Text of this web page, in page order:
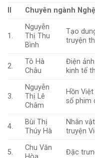
Chuyên ngành
1.
Nguyễn
Thị Thu
Bình
Tạo
truyện
2.
Tô Hà
Châu
Điện
kinh tế
3.
Nguyễn
Thị Lê
Châm
Hồn
số phim
4.
Bùi Thị
Thúy Hà
Nhân
truyện
5.
Chu Văn
Đặc